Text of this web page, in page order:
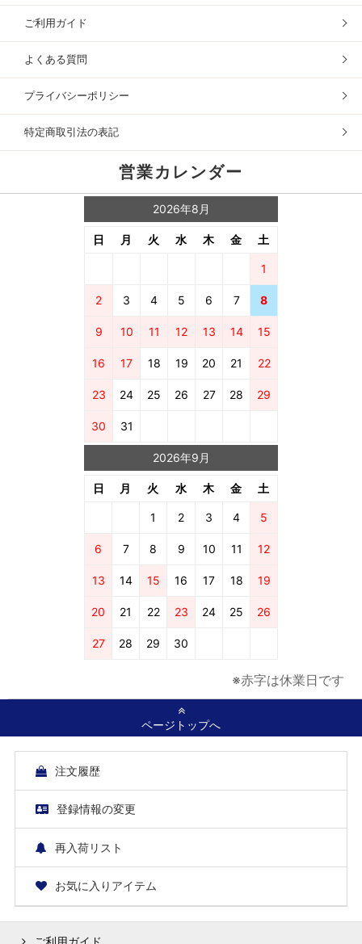
ご利用ガイド
よくある質問
プライバシーポリシー
特定商取引法の表記
営業カレンダー
2026年8月
日 月 火 水 木 金 土
1
2 3 4 5 6 7 8
9 10 11 12 13 14 15
16 17 18 19 20 21 22
23 24 25 26 27 28 29
30 31
2026年9月
日 月 火 水 木 金 土
1 2 3 4 5
6 7 8 9 10 11 12
13 14 15 16 17 18 19
20 21 22 23 24 25 26
27 28 29 30
※赤字は休業日です
ページトップへ
注文履歴
登録情報の変更
再入荷リスト
お気に入りアイテム
ご利用ガイド